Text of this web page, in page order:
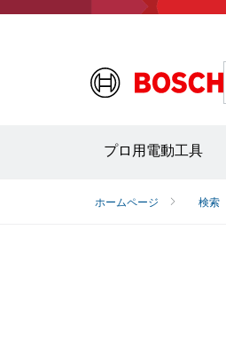
プロ用電動工具
ホームページ 検索